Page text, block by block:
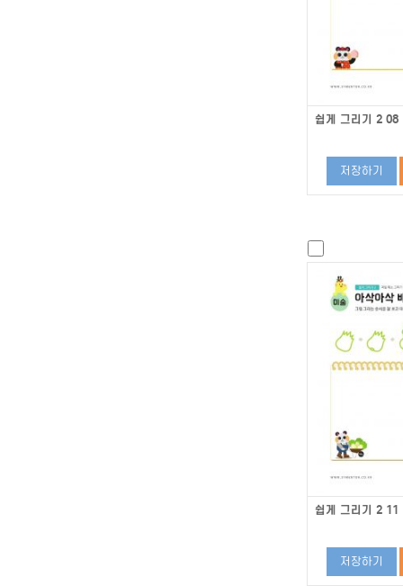
쉽게 그리기 2 08
저장하기
쉽게 그리기 2 11
저장하기